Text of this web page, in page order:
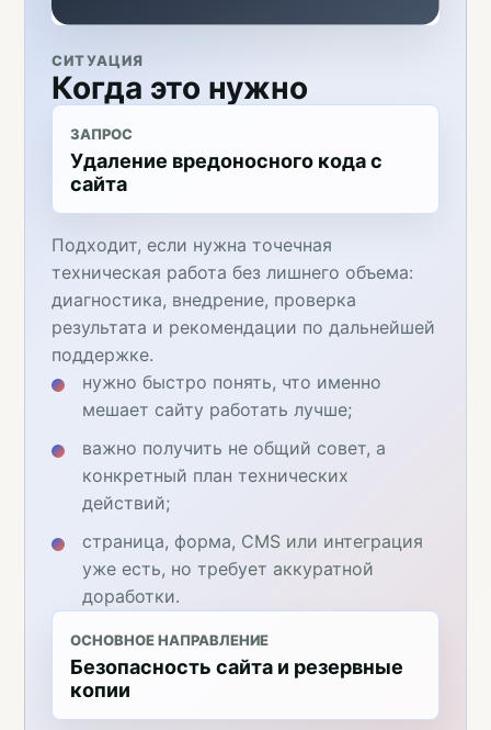
СИТУАЦИЯ
Когда это нужно
ЗАПРОС
Удаление вредоносного кода с
сайта
Подходит, если нужна точечная
техническая работа без лишнего объема:
диагностика, внедрение, проверка
результата и рекомендации по дальнейшей
поддержке.
нужно быстро понять, что именно
мешает сайту работать лучше;
важно получить не общий совет, а
конкретный план технических
действий;
страница, форма, CMS или интеграция
уже есть, но требует аккуратной
доработки.
ОСНОВНОЕ НАПРАВЛЕНИЕ
Безопасность сайта и резервные
копии